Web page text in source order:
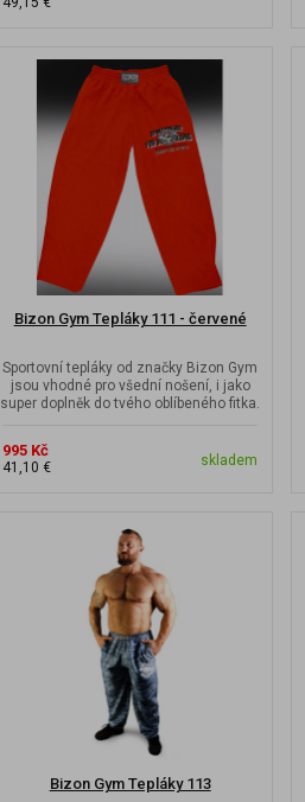
Bizon Gym Tepláky 111 - červené
Sportovní tepláky od značky Bizon Gym
jsou vhodné pro všední nošení, i jako
super doplněk do tvého oblíbeného fitka.
995 Kč
41,10 € skladem
Bizon Gym Tepláky 113